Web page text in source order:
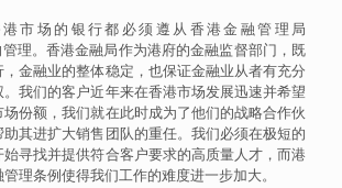
市场的银行都必须遵从香港金融管理局
管理。香港金融局作为港府的金融监督部门，既
金融业的整体稳定，也保证金融业从者有充分
。我们的客户近年来在香港市场发展迅速并希望
份额，我们就在此时成为了他们的战略合作伙
其进扩大销售团队的重任。我们必须在极短的
寻找并提供符合客户要求的高质量人才，而港
理条例使得我们工作的难度进一步加大。